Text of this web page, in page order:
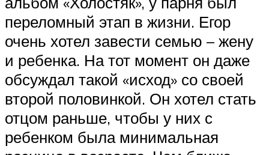
переломный этап в жизни. Егор
очень хотел завести семью – жену
и ребенка. На тот момент он даже
обсуждал такой «исход» со своей
второй половинкой. Он хотел стать
отцом раньше, чтобы у них с
ребенком была минимальная